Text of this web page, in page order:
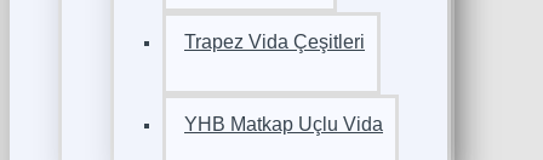
Trapez Vida Çeşitleri
YHB Matkap Uçlu Vida